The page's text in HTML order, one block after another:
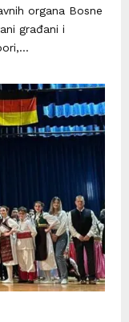
organa Bosne
građani i